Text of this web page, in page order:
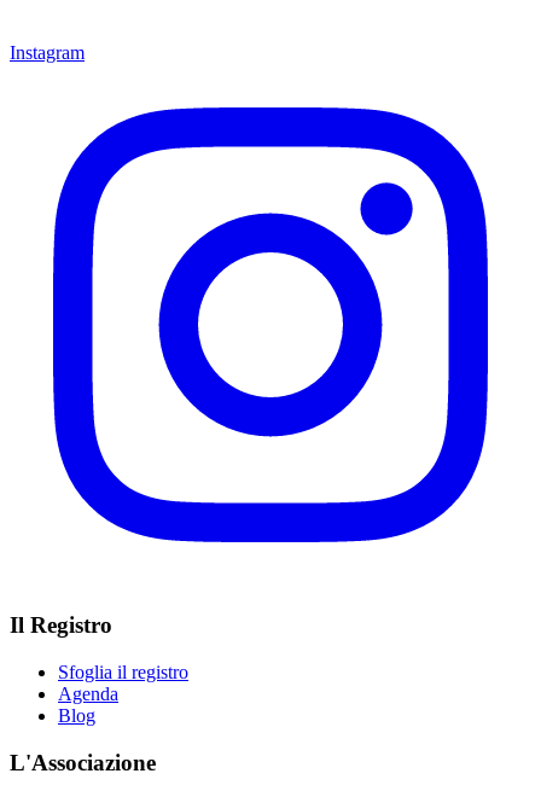
Instagram
Il Registro
Sfoglia il registro
Agenda
Blog
L'Associazione